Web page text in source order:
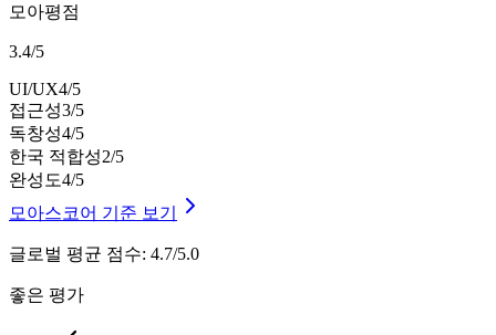
모아평점
3.4/5
UI/UX4/5
접근성3/5
독창성4/5
한국 적합성2/5
완성도4/5
모아스코어 기준 보기
글로벌 평균 점수: 4.7/5.0
좋은 평가